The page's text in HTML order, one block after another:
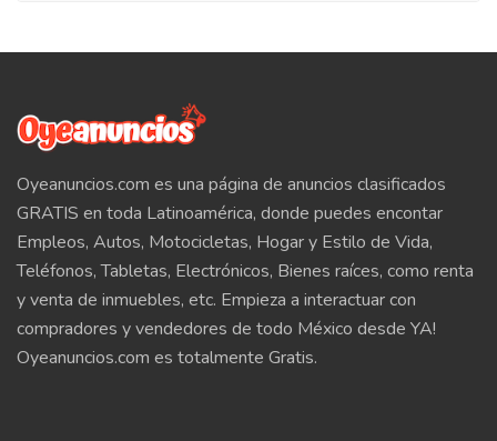
Oyeanuncios.com es una página de anuncios clasificados
GRATIS en toda Latinoamérica, donde puedes encontar
Empleos, Autos, Motocicletas, Hogar y Estilo de Vida,
Teléfonos, Tabletas, Electrónicos, Bienes raíces, como renta
y venta de inmuebles, etc. Empieza a interactuar con
compradores y vendedores de todo México desde YA!
Oyeanuncios.com es totalmente Gratis.